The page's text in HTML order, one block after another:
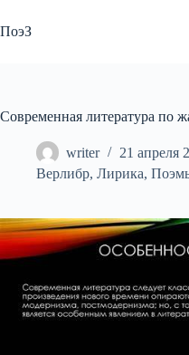
к
сути
ПоэЗ
Современная литература по
writer
21 апреля
Верлибр, Лирика,